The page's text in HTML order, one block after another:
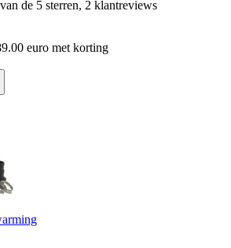
de 5 sterren, 2 klantreviews
euro met korting